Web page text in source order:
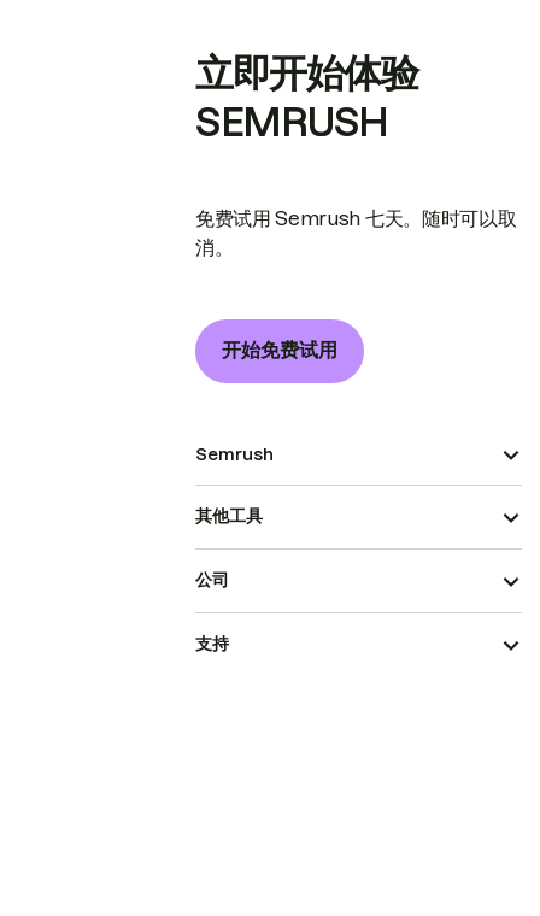
立即开始体验
SEMRUSH
免费试用 Semrush 七天。随时可以取
消。
开始免费试用
Semrush
其他工具
公司
支持